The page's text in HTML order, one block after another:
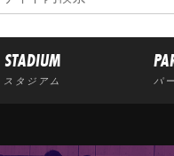
STADIUM
スタジアム パ